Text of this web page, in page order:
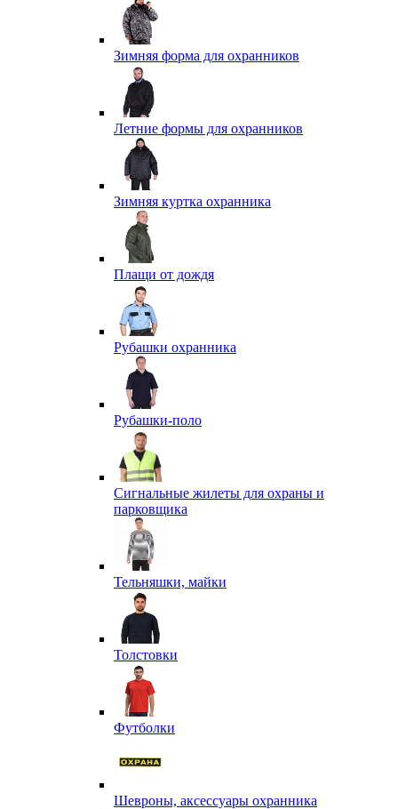
Зимняя форма для охранников
Летние формы для охранников
Зимняя куртка охранника
Плащи от дождя
Рубашки охранника
Рубашки-поло
Сигнальные жилеты для охраны и
парковщика
Тельняшки, майки
Толстовки
Футболки
Шевроны, аксессуары охранника